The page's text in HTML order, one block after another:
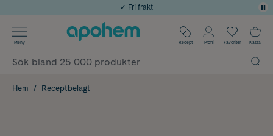
Årets Butik 2025 inom Skönhet
Använd kod: SOMMAR20 för 20% över 649kr
✓ Fri frakt
✓ Poäng på alla köp*
Meny Recept Profil Favoriter Kassa
Hem Receptbelagt